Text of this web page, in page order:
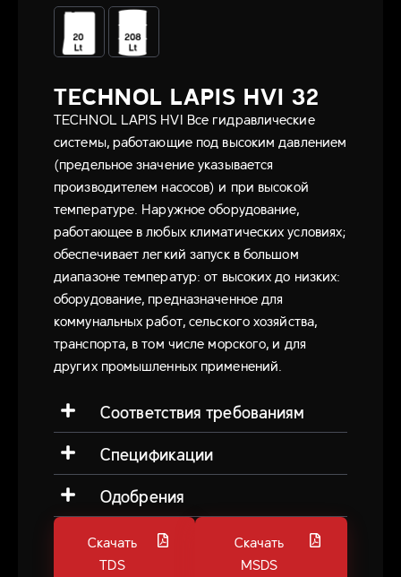
TECHNOL LAPIS HVI 32
TECHNOL LAPIS HVI Все гидравлические
системы, работающие под высоким давлением
(предельное значение указывается
производителем насосов) и при высокой
температуре. Наружное оборудование,
работающее в любых климатических условиях;
обеспечивает легкий запуск в большом
диапазоне температур: от высоких до низких:
оборудование, предназначенное для
коммунальных работ, сельского хозяйства,
транспорта, в том числе морского, и для
других промышленных применений.
Соответствия требованиям
Спецификации
Одобрения
Скачать
TDS
Скачать
MSDS